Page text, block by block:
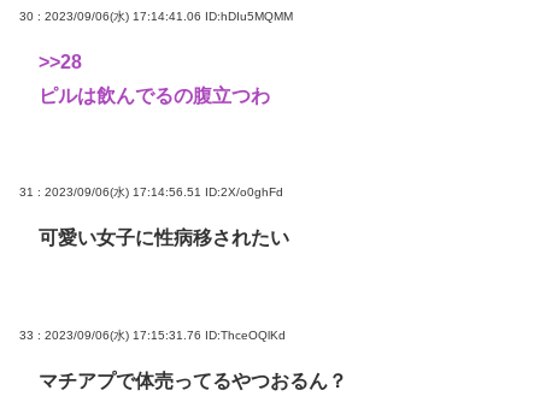
30 : 2023/09/06(水) 17:14:41.06 ID:hDIu5MQMM
>>28
ピルは飲んでるの腹立つわ
31 : 2023/09/06(水) 17:14:56.51 ID:2X/o0ghFd
可愛い女子に性病移されたい
33 : 2023/09/06(水) 17:15:31.76 ID:ThceOQlKd
マチアプで体売ってるやつおるん？